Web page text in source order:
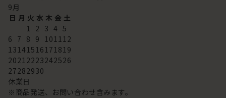
9月
日 月 火 水 木 金 土
1 2 3 4 5
6 7 8 9 101112
13141516171819
20212223242526
27282930
休業日
※商品発送、お問い合わせ含みます。